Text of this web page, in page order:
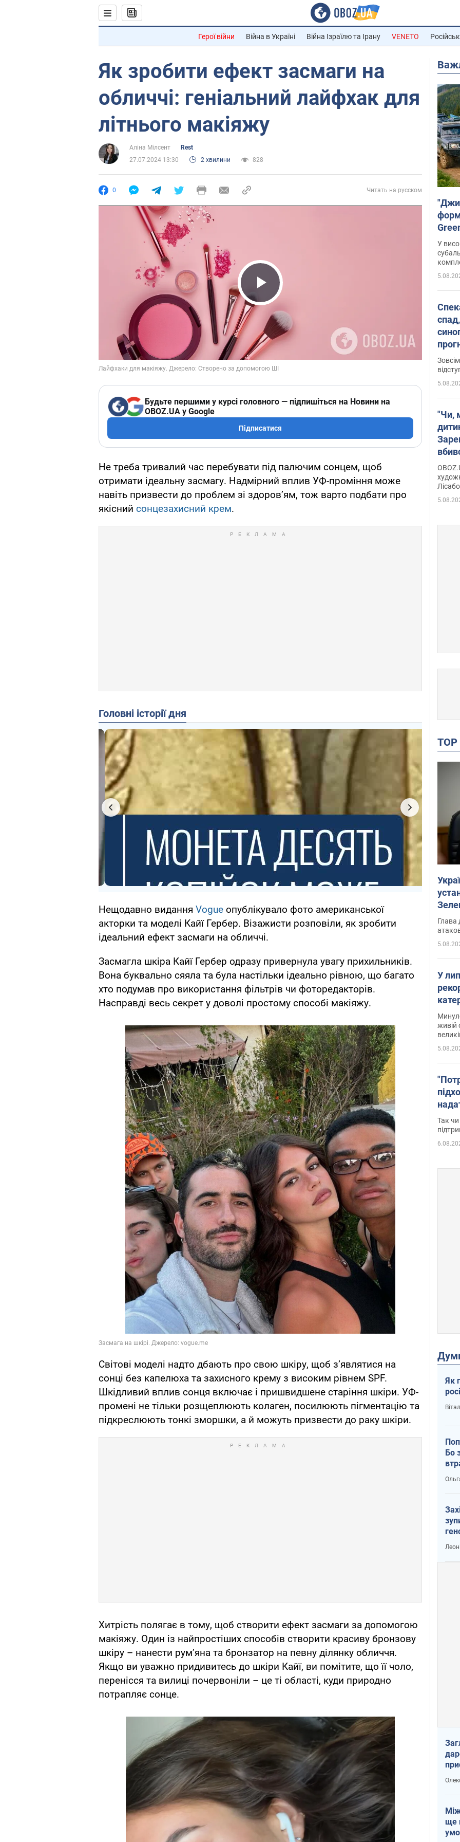
Герої війни Війна в Україні Війна Ізраїлю та Ірану VENETO
Як зробити ефект засмаги на
обличчі: геніальний лайфхак для
літнього макіяжу
Аліна Мілсент
Rest
27.07.2024 13:30
2 хвилини 828
0 Читать на русском
Play Video
Будьте першими у курсі головного — підпишіться на Новини на
OBOZ.UA у Google
Підписатися
Не треба тривалий час перебувати під палючим сонцем, щоб
отримати ідеальну засмагу. Надмірний вплив УФ-проміння може
навіть призвести до проблем зі здоров’ям, тож варто подбати про
якісний сонцезахисний крем.
Головні історії дня
Нещодавно видання Vogue опублікувало фото американської
акторки та моделі Кайї Гербер. Візажисти розповіли, як зробити
ідеальний ефект засмаги на обличчі.
Засмагла шкіра Кайї Гербер одразу привернула увагу прихильників.
Вона буквально сяяла та була настільки ідеально рівною, що багато
хто подумав про використання фільтрів чи фоторедакторів.
Насправді весь секрет у доволі простому способі макіяжу.
Світові моделі надто дбають про свою шкіру, щоб з’являтися на
сонці без капелюха та захисного крему з високим рівнем SPF.
Шкідливий вплив сонця включає і пришвидшене старіння шкіри. УФ-
промені не тільки розщеплюють колаген, посилюють пігментацію та
підкреслюють тонкі зморшки, а й можуть призвести до раку шкіри.
Хитрість полягає в тому, щоб створити ефект засмаги за допомогою
макіяжу. Один із найпростіших способів створити красиву бронзову
шкіру – нанести рум’яна та бронзатор на певну ділянку обличчя.
Якщо ви уважно придивитесь до шкіри Кайї, ви помітите, що її чоло,
перенісся та вилиці почервоніли – це ті області, куди природно
потрапляє сонце.
У
"Чи,
в
Глава
У
живій
Так чи
Як
Бо
ще